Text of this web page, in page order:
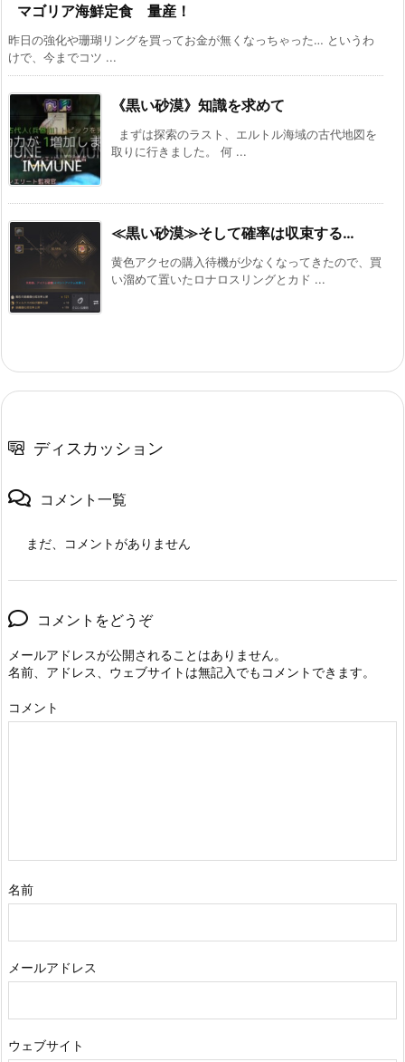
マゴリア海鮮定食 量産！
昨日の強化や珊瑚リングを買ってお金が無くなっちゃった… というわ
けで、今までコツ ...
《黒い砂漠》知識を求めて
まずは探索のラスト、エルトル海域の古代地図を
取りに行きました。 何 ...
≪黒い砂漠≫そして確率は収束する…
黄色アクセの購入待機が少なくなってきたので、買
い溜めて置いたロナロスリングとカド ...
ディスカッション
コメント一覧
まだ、コメントがありません
コメントをどうぞ
メールアドレスが公開されることはありません。
名前、アドレス、ウェブサイトは無記入でもコメントできます。
コメント
名前
メールアドレス
ウェブサイト